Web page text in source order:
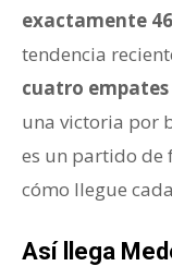
exactamente
tendencia
cuatro
una victoria por
es un partido de
cómo llegue
Así llega